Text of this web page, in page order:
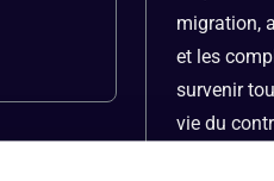
migration,
et les
survenir
vie du